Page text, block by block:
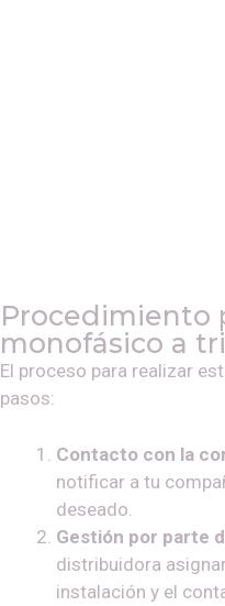
Procedimiento
monofásico a
El proceso para realizar
pasos:
Contacto con la
notificar a tu
deseado.
Gestión por parte
distribuidora
instalación y el